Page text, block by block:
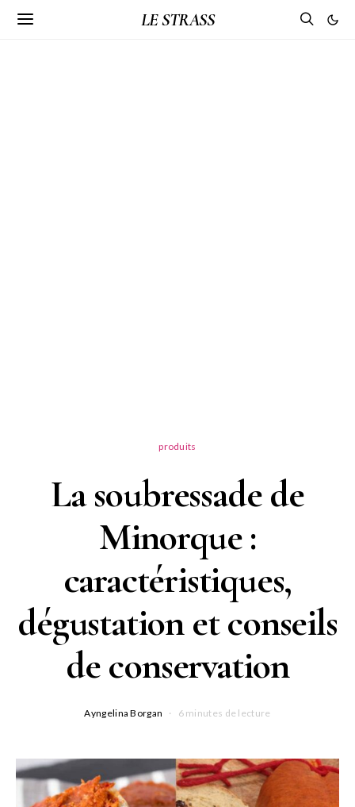
LE STRASS
produits
La soubressade de
Minorque :
caractéristiques,
dégustation et conseils
de conservation
Ayngelina Borgan 6 minutes de lecture